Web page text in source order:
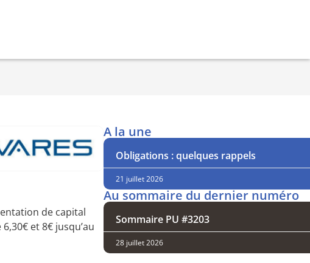
de capital
et 8€ jusqu’au
A la une
Obligations : quelques rappels
21 juillet 2026
Au sommaire du dernier numéro
Sommaire PU #3203
28 juillet 2026